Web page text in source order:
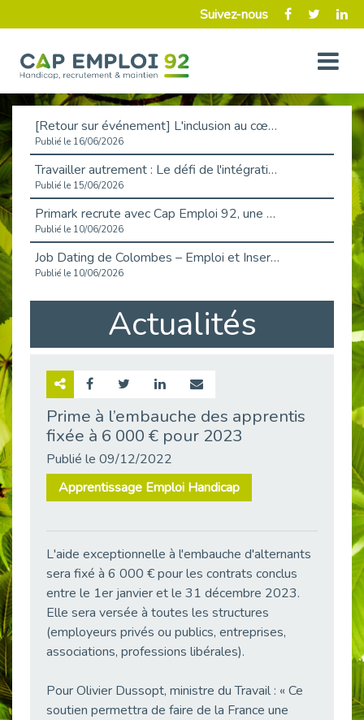
Suivez-nous
[Retour sur événement] L'inclusion au cœur de la Place de l'Emploi à La Défense !
Publié le 16/06/2026
Travailler autrement : Le défi de l'intégration des maladies chroniques en entreprise
Publié le 15/06/2026
Primark recrute avec Cap Emploi 92, une matinée couronnée de succès !
Publié le 10/06/2026
Job Dating de Colombes – Emploi et Insertion
Publié le 10/06/2026
Aborder l'entretien et la situation de handicap en toute confiance
Publié le 09/06/2026
Retour sur l’atelier « Optimiser sa recherche d’emploi »
Publié le 30/05/2026
Publié le 21/05/2026
Publié le 18/05/2026
CAP EMPLOI 92 : L’inclusion portée à son sommet, bien au-delà des quotas
Publié le 12/05/2026
Actualités
Prime à l’embauche des apprentis
fixée à 6 000 € pour 2023
Publié le 09/12/2022
Apprentissage Emploi Handicap
L'aide exceptionnelle à l'embauche d'alternants
sera fixé à 6 000 € pour les contrats conclus
entre le 1er janvier et le 31 décembre 2023.
Elle sera versée à toutes les structures
(employeurs privés ou publics, entreprises,
associations, professions libérales).
Pour Olivier Dussopt, ministre du Travail : « Ce
soutien permettra de faire de la France une